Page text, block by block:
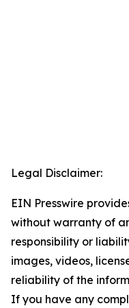
Legal Disclaimer:
EIN Presswire
without warranty of
responsibility or
images, videos,
reliability of the
If you have any